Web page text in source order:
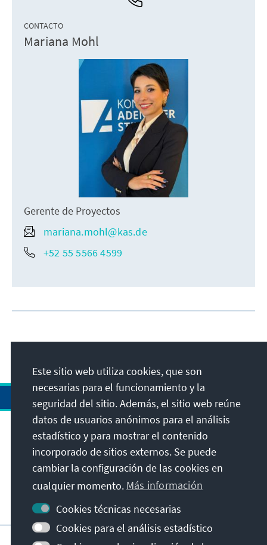
CONTACTO
Mariana Mohl
Gerente de Proyectos
mariana.mohl@kas.de
+52 55 5566 4599
Dirección
Contacto
Visita también
Página principal de la KAS
Este sitio web utiliza cookies, que son
necesarias para el funcionamiento y la
seguridad del sitio. Además, el sitio web reúne
datos de usuarios anónimos para el análisis
estadístico y para mostrar el contenido
incorporado de sitios externos. Se puede
cambiar la configuración de las cookies en
cualquier momento. Más información
Cookies técnicas necesarias
Cookies para el análisis estadístico